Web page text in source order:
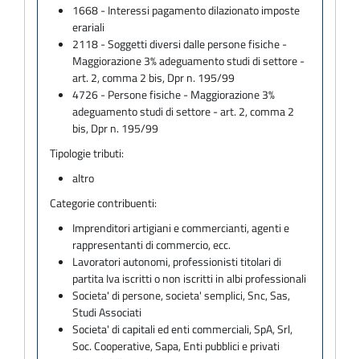
1668 - Interessi pagamento dilazionato imposte
erariali
2118 - Soggetti diversi dalle persone fisiche -
Maggiorazione 3% adeguamento studi di settore -
art. 2, comma 2 bis, Dpr n. 195/99
4726 - Persone fisiche - Maggiorazione 3%
adeguamento studi di settore - art. 2, comma 2
bis, Dpr n. 195/99
Tipologie tributi:
altro
Categorie contribuenti:
Imprenditori artigiani e commercianti, agenti e
rappresentanti di commercio, ecc.
Lavoratori autonomi, professionisti titolari di
partita Iva iscritti o non iscritti in albi professionali
Societa' di persone, societa' semplici, Snc, Sas,
Studi Associati
Societa' di capitali ed enti commerciali, SpA, Srl,
Soc. Cooperative, Sapa, Enti pubblici e privati